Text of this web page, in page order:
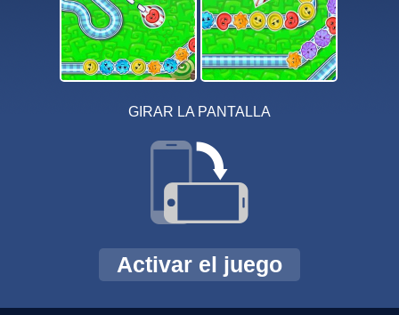
GIRAR LA PANTALLA
Activar el juego